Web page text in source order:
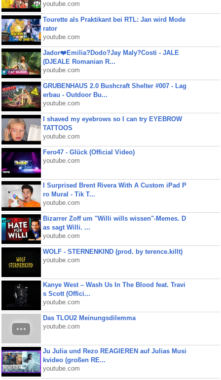
youtube.com
Tourette als Praktikant bei RTL: Jan wird Mode
rator
youtube.com
Jador❤️Emilia?Dodo?Jay Maly?Costi - JALE
(DJEALE Romanian R...
youtube.com
GRUBENHAUS 2.0 Bushcraft Shelter #007 - Lag
erbau - Outdoor Bu...
youtube.com
I shaved my eyebrows so I can try EYEBROW
TATTOOS
youtube.com
Fero47 - Glück (Official Video)
youtube.com
I Surprised Brent Rivera With A Custom iPad P
ro Mural - Tik T...
youtube.com
Bizarrer Zoff um "Willi wills wissen"-Memes. D
as sagt Willi. ...
youtube.com
WOLF - STERNENKIND (prod. by terence.killt)
youtube.com
Kanye West – Wash Us In The Blood feat. Travi
s Scott (Offici...
youtube.com
Das TLOU2 Meinungsdilemma
youtube.com
Ju Julia und Rezo REAGIEREN auf Julias Musi
kvideo (großen RE...
youtube.com